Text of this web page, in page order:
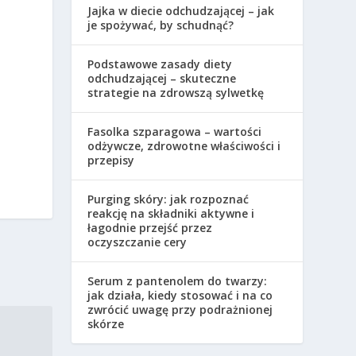
Jajka w diecie odchudzającej – jak
je spożywać, by schudnąć?
Podstawowe zasady diety
odchudzającej – skuteczne
strategie na zdrowszą sylwetkę
Fasolka szparagowa – wartości
odżywcze, zdrowotne właściwości i
przepisy
Purging skóry: jak rozpoznać
reakcję na składniki aktywne i
łagodnie przejść przez
oczyszczanie cery
Serum z pantenolem do twarzy:
jak działa, kiedy stosować i na co
zwrócić uwagę przy podrażnionej
skórze